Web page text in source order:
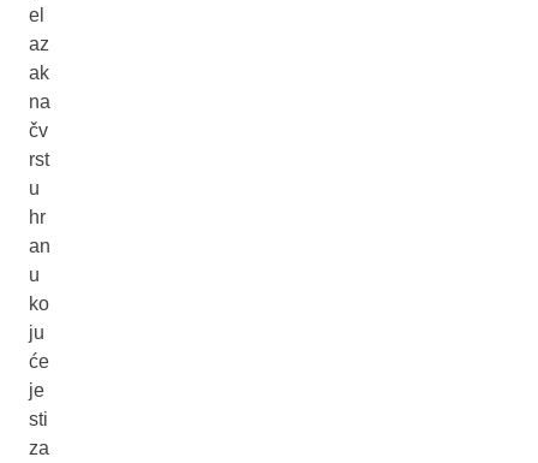
el
az
ak
na
čv
rst
u
hr
an
u
ko
ju
će
je
sti
za